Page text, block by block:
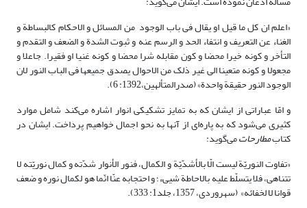
«اعلم ان کل ما قیل او یقال فی باب الوجود من المسائل و الاحکام کالبساطة و
الغناء عن التعریف و انتفاء الحد و الرسم عنه و ثبوت الشدة و الضعف و التقدم و
التأخر و کونه خیرا محضا و کون مقابله شرا محضا و کونه غنیا او فقیرا. جاعلا و
مجعولا و کونه متعینا الی غیر ذلک من الاحوال یصدق جمیعها فی الباب النور لان
الوجود النور حقیقة واحدة» (صدرالمتألهین،1392: 6).
و امّا عباراتی از ایشان که به تمایز تشکیکی انوار اشاره می‌کند شامل موارد
کثیری می‌شود که به پاره‌ای از آنها به نحو اجمال خواهیم پرداخت. ایشان در
کتابمطارحاتمی‌گوید:
«تفاوت النوریّة لیست الّا بالأشدّیّة و الکمال، فنور الأنوار شدّته و کمال نوریّته‏ لا
تتناهى، فلا یتسلّط علیه بالاحاطة شییء؛ و احتجابه عنّا انّما هو لکمال نوره و ضعف
قوانا لا لخفائه» (سهروردی، 1357، جلد1: 333).